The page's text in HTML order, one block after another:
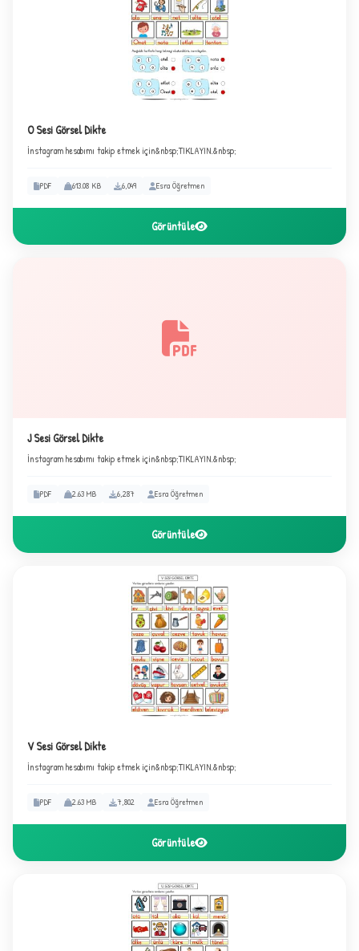
O Sesi Görsel Dikte
İnstagram hesabımı takip etmek için&nbsp;TIKLAYIN.&nbsp;
PDF 613.08 KB 6,049 Esra Öğretmen
Görüntüle
J Sesi Görsel Dikte
İnstagram hesabımı takip etmek için&nbsp;TIKLAYIN.&nbsp;
PDF 2.63 MB 6,287 Esra Öğretmen
Görüntüle
V Sesi Görsel Dikte
İnstagram hesabımı takip etmek için&nbsp;TIKLAYIN.&nbsp;
PDF 2.63 MB 7,802 Esra Öğretmen
Görüntüle